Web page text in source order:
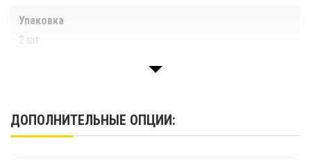
Упаковка
2 шт.
Паспорт изделия
1 шт.
ДОПОЛНИТЕЛЬНЫЕ ОПЦИИ: